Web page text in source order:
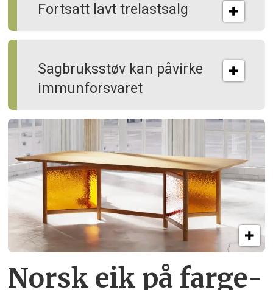
Fortsatt lavt trelastsalg
Sagbruksstøv kan på­virke
immun­forsvaret
Norsk eik på farge­